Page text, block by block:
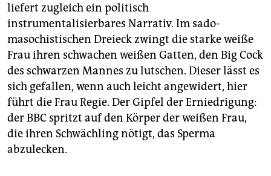
liefert zugleich ein politisch
instrumentalisierbares Narrativ. Im sado-
masochistischen Dreieck zwingt die starke weiße
Frau ihren schwachen weißen Gatten, den Big Cock
des schwarzen Mannes zu lutschen. Dieser lässt es
sich gefallen, wenn auch leicht angewidert, hier
führt die Frau Regie. Der Gipfel der Erniedrigung:
der BBC spritzt auf den Körper der weißen Frau,
die ihren Schwächling nötigt, das Sperma
abzulecken.